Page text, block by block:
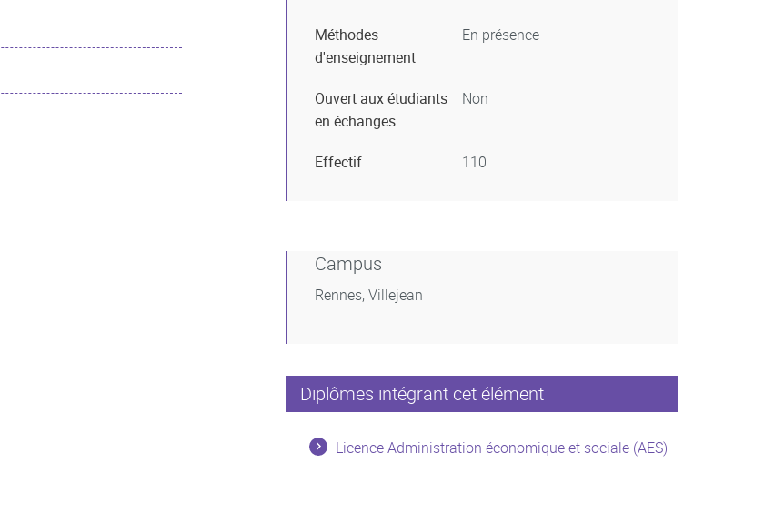
Méthodes
d'enseignement
En présence
Ouvert aux étudiants
en échanges
Non
Effectif 110
Campus
Rennes, Villejean
Diplômes intégrant cet élément
Licence Administration économique et sociale (AES)